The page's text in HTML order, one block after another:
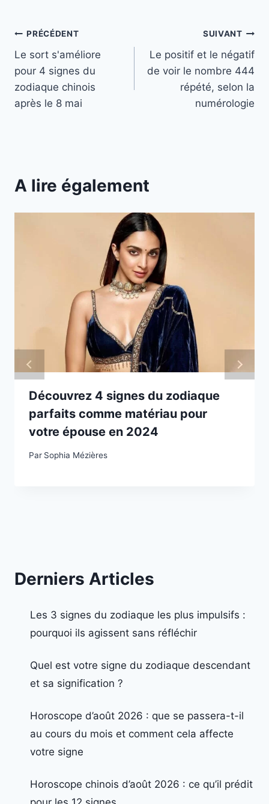
Navigation
de
l’article
PRÉCÉDENT
Le sort s'améliore
pour 4 signes du
zodiaque chinois
après le 8 mai
SUIVANT
Le positif et le négatif
de voir le nombre 444
répété, selon la
numérologie
A lire également
Découvrez 4 signes du zodiaque
parfaits comme matériau pour
votre épouse en 2024
Par Sophia Mézières
Derniers Articles
Les 3 signes du zodiaque les plus impulsifs :
pourquoi ils agissent sans réfléchir
Quel est votre signe du zodiaque descendant
et sa signification ?
Horoscope d’août 2026 : que se passera-t-il
au cours du mois et comment cela affecte
votre signe
Horoscope chinois d’août 2026 : ce qu’il prédit